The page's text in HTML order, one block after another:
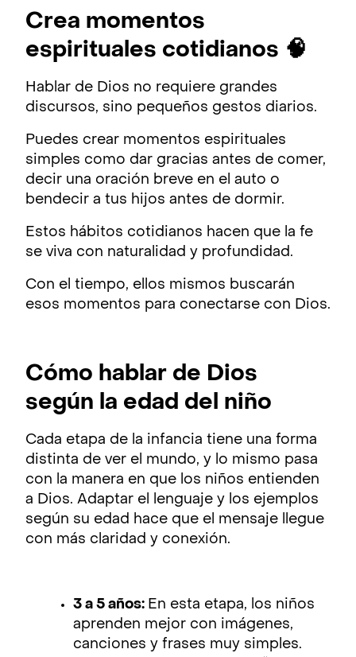
Crea momentos
espirituales cotidianos 🧠
Hablar de Dios no requiere grandes
discursos, sino pequeños gestos diarios.
Puedes crear momentos espirituales
simples como dar gracias antes de comer,
decir una oración breve en el auto o
bendecir a tus hijos antes de dormir.
Estos hábitos cotidianos hacen que la fe
se viva con naturalidad y profundidad.
Con el tiempo, ellos mismos buscarán
esos momentos para conectarse con Dios.
Cómo hablar de Dios
según la edad del niño
Cada etapa de la infancia tiene una forma
distinta de ver el mundo, y lo mismo pasa
con la manera en que los niños entienden
a Dios. Adaptar el lenguaje y los ejemplos
según su edad hace que el mensaje llegue
con más claridad y conexión.
3 a 5 años: En esta etapa, los niños
aprenden mejor con imágenes,
canciones y frases muy simples.